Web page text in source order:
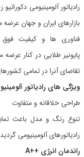
رادیاتور آلومینیومی
بازارهای ایران و جهان
فناوری ها و کیفیت فوق
پایونیر طلایی در کنار
تقاضای آنرا در تمامی
ویژگی های رادیاتور
طراحی خلاقانه و متفاوت
تنوع رنگ و مدل باعث
رادیاتورهای آلومینیومی
راندمان انرژی ++A